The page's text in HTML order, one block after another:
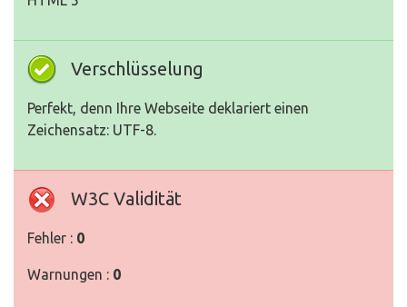
Verschlüsselung
Perfekt, denn Ihre Webseite deklariert einen
Zeichensatz: UTF-8.
W3C Validität
Fehler : 0
Warnungen : 0